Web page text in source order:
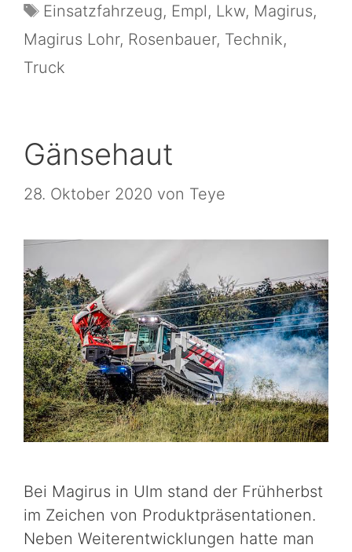
Einsatzfahrzeug, Empl, Lkw, Magirus,
Magirus Lohr, Rosenbauer, Technik,
Truck
Gänsehaut
28. Oktober 2020 von Teye
Bei Magirus in Ulm stand der Frühherbst
im Zeichen von Produktpräsentationen.
Neben Weiterentwicklungen hatte man